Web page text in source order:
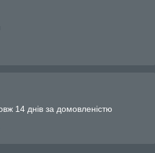
14 днів за домовленістю